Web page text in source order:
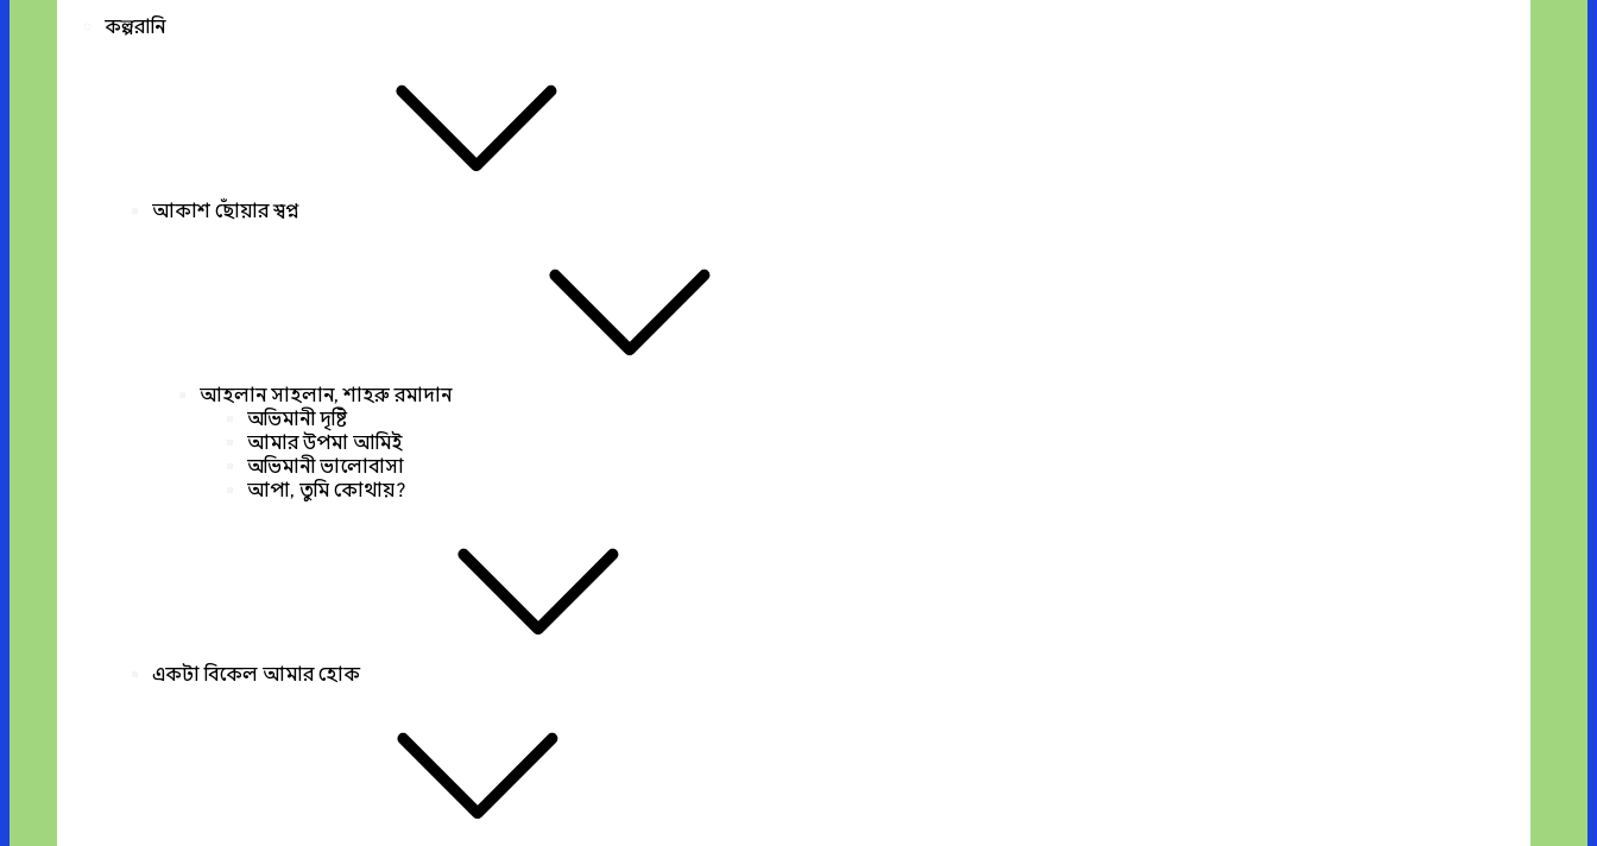
কল্পরানি
আকাশ ছোঁয়ার স্বপ্ন
আহলান সাহলান, শাহরু রমাদান
অভিমানী দৃষ্টি
আমার উপমা আমিই
অভিমানী ভালোবাসা
আপা, তুমি কোথায়?
একটা বিকেল আমার হোক